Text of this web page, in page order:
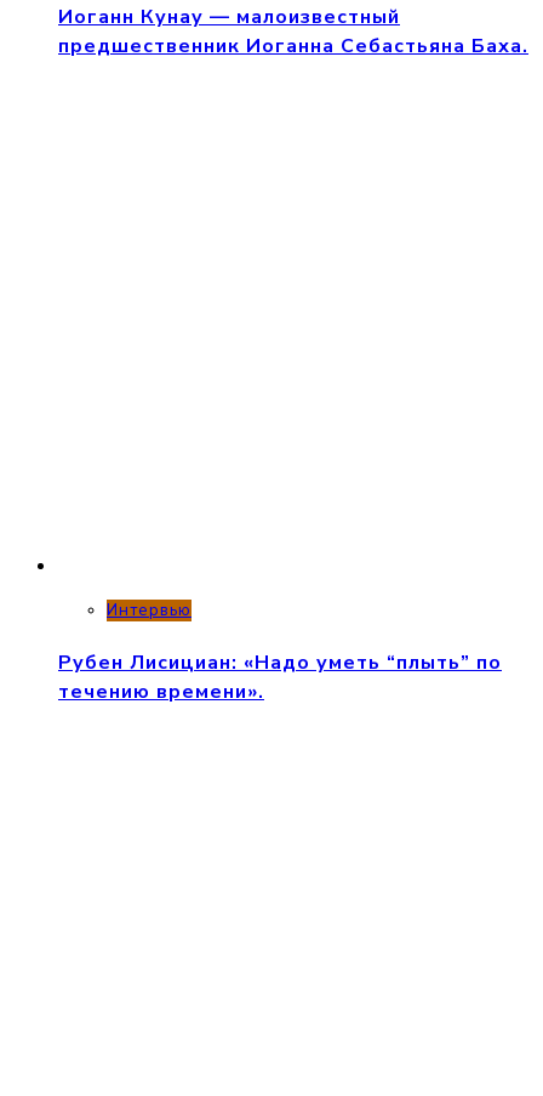
Иоганн Кунау — малоизвестный
предшественник Иоганна Себастьяна Баха.
Интервью
Рубен Лисициан: «Надо уметь “плыть” по
течению времени».